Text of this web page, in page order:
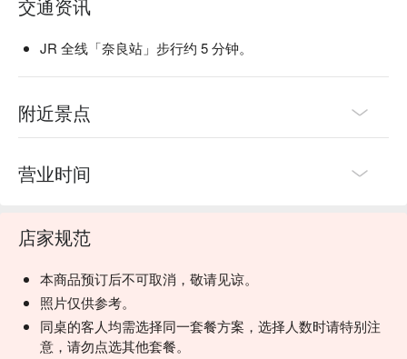
交通资讯
JR 全线「奈良站」步行约 5 分钟。
附近景点
营业时间
店家规范
本商品预订后不可取消，敬请见谅。
照片仅供参考。
同桌的客人均需选择同一套餐方案，选择人数时请特别注
意，请勿点选其他套餐。